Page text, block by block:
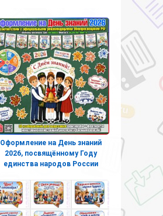
Оформление на День знаний
2026, посвящённому Году
единства народов России